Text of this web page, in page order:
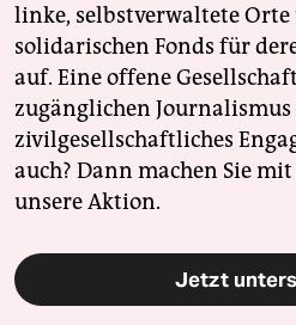
linke, selbstverwaltete
solidarischen Fonds für
auf. Eine offene
zugänglichen Journalismus
zivilgesellschaftliches
auch? Dann machen Sie
unsere Aktion.
Jetzt